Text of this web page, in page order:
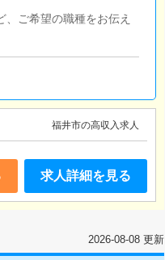
ご希望の職種をお伝え
福井市の高収入求人
求人詳細を見る
2026-08-08 更新